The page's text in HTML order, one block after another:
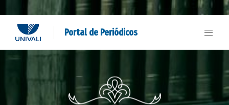
Portal de Periódicos